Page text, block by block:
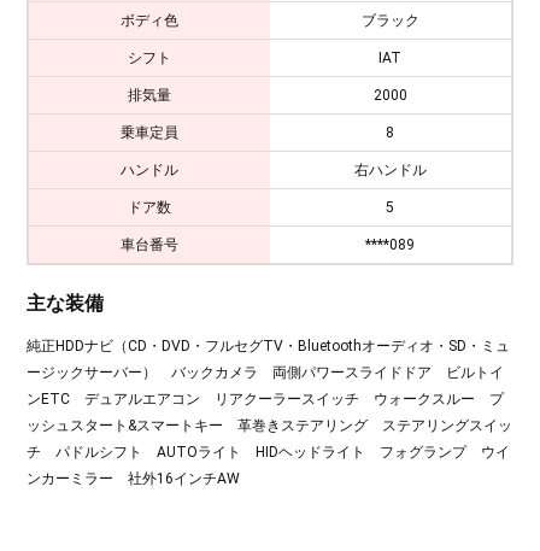
ボディ色 ブラック
シフト IAT
排気量 2000
乗車定員 8
ハンドル 右ハンドル
ドア数 5
車台番号 ****089
主な装備
純正HDDナビ（CD・DVD・フルセグTV・Bluetoothオーディオ・SD・ミュ
ージックサーバー） バックカメラ 両側パワースライドドア ビルトイ
ンETC デュアルエアコン リアクーラースイッチ ウォークスルー プ
ッシュスタート&スマートキー 革巻きステアリング ステアリングスイッ
チ パドルシフト AUTOライト HIDヘッドライト フォグランプ ウイ
ンカーミラー 社外16インチAW